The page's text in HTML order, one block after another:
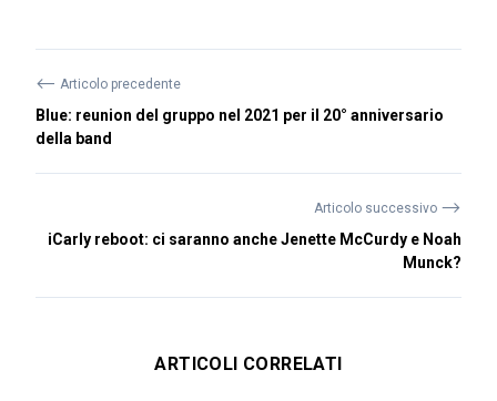
⟵ Articolo precedente
Blue: reunion del gruppo nel 2021 per il 20° anniversario
della band
Articolo successivo ⟶
iCarly reboot: ci saranno anche Jenette McCurdy e Noah
Munck?
ARTICOLI CORRELATI